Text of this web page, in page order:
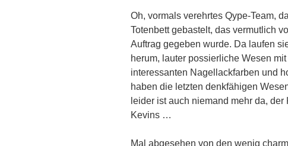
Oh, vormals verehrtes Qype-Team,
Totenbett gebastelt, das vermutlich
Auftrag gegeben wurde. Da laufen
herum, lauter possierliche Wesen
interessanten Nagellackfarben und
haben die letzten denkfähigen
leider ist auch niemand mehr da,
Kevins …
Mal abgesehen von den wenig